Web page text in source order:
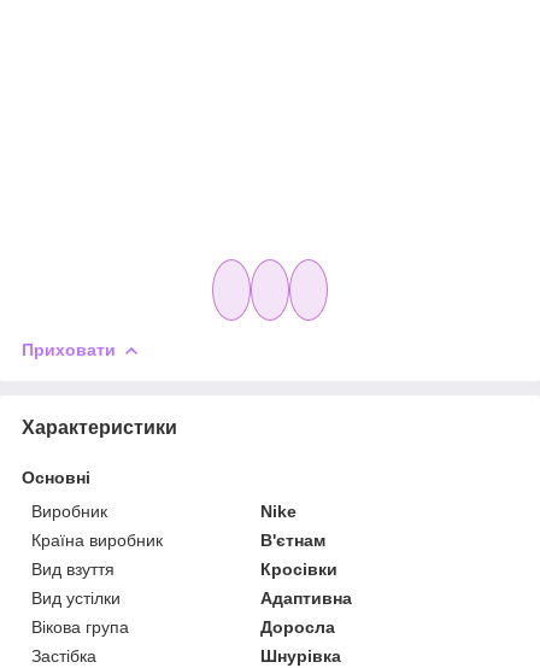
Приховати
Характеристики
Основні
Виробник
Nike
Країна виробник
В'єтнам
Вид взуття
Кросівки
Вид устілки
Адаптивна
Вікова група
Доросла
Застібка
Шнурівка